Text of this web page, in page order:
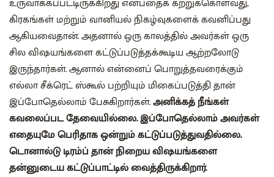
உருவாக்கப்பட்டிருக்கிறது என்பதைக் கற்றுக்கொள்வது,
கிரகங்கள் மற்றும் வானியல் நிகழ்வுகளைக் கவனிப்பது
ஆகியவைதான். அதனால் ஒரு காலத்தில் அவர்கள் ஒரு
சில விஷயங்களை கட்டுப்படுத்தக்கூடிய ஆற்றலோடு
இருந்தார்கள். ஆனால் என்னைப் பொறுத்தவரைக்கும்
எல்லா சீக்ரெட் ஸ்கூல் பற்றியும் மிகைப்படுத்தி தான்
இப்போதெல்லாம் பேசுகிறார்கள்.அனிக்கத் நீங்கள்
கவலைப்பட தேவையில்லை. இப்போதெல்லாம் அவர்கள்
எதையுமே பெரிதாக ஒன்றும் கட்டுப்படுத்துவதில்லை.
டொனால்டு டிரம்ப் தான் நிறைய விஷயங்களை
தன்னுடைய கட்டுப்பாட்டில் வைத்திருக்கிறார்.